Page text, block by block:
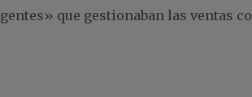
que gestionaban las ventas